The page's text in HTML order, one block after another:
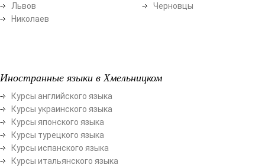
Львов
Николаев
Черновцы
Иностранные языки в Хмельницком
Курсы английского языка
Курсы украинского языка
Курсы японского языка
Курсы турецкого языка
Курсы испанского языка
Курсы итальянского языка